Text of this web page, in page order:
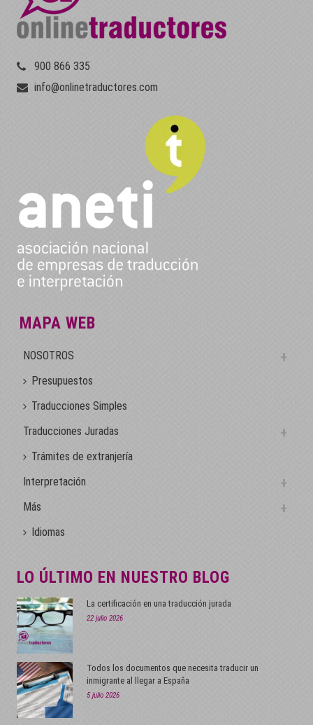
900 866 335
info@onlinetraductores.com
MAPA WEB
NOSOTROS
Presupuestos
Traducciones Simples
Traducciones Juradas
Trámites de extranjería
Interpretación
Más
Idiomas
LO ÚLTIMO EN NUESTRO BLOG
La certificación en una traducción jurada
22 julio 2026
Todos los documentos que necesita traducir un
inmigrante al llegar a España
5 julio 2026